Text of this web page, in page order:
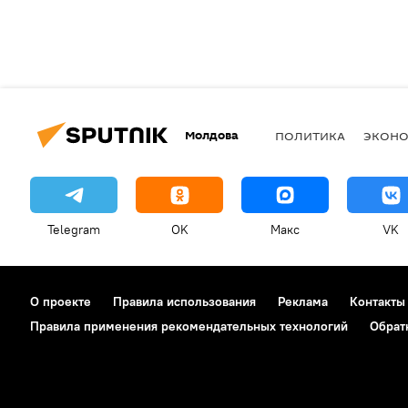
Молдова ПОЛИТИКА
Telegram OK Макс VK
О проекте Правила использования Реклама Контакты
Правила применения рекомендательных технологий